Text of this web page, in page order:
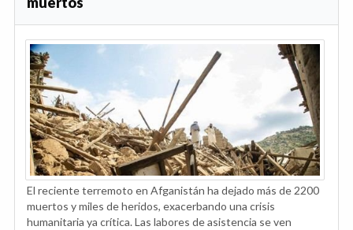
El reciente terremoto en Afganistán ha dejado más de 2200
muertos y miles de heridos, exacerbando una crisis
humanitaria ya crítica. Las labores de asistencia se ven